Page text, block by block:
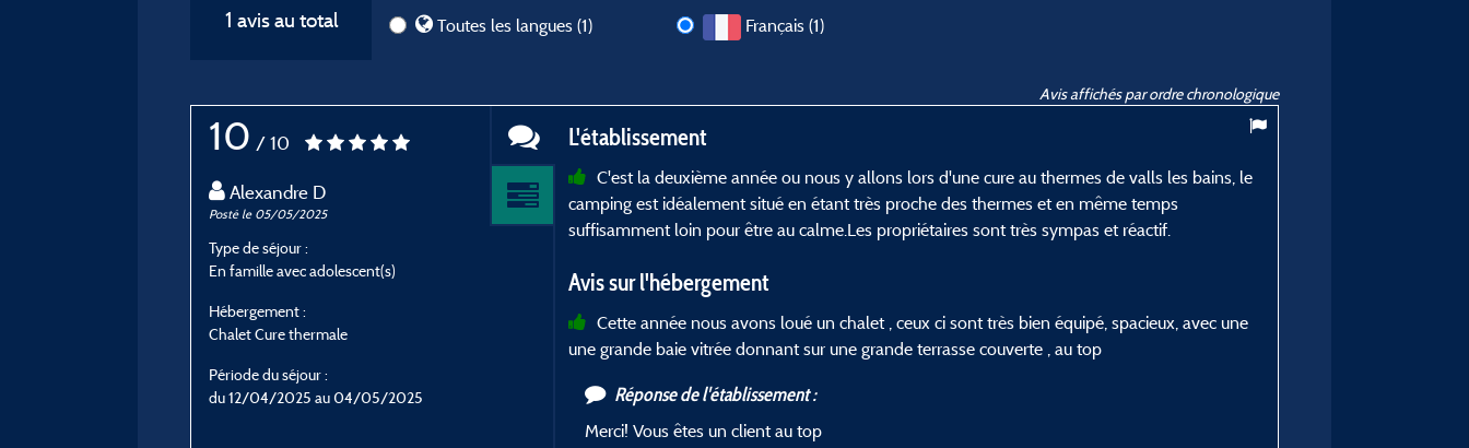
1 avis au total Toutes les langues (1) Français (1)
Avis affichés par ordre chronologique
10 / 10
Alexandre D
Posté le 05/05/2025
Type de séjour :
En famille avec adolescent(s)
Hébergement :
Chalet Cure thermale
Période du séjour :
du 12/04/2025 au 04/05/2025
L'établissement
C'est la deuxième année ou nous y allons lors d'une cure au thermes de valls les bains, le
camping est idéalement situé en étant très proche des thermes et en même temps
suffisamment loin pour être au calme.Les propriétaires sont très sympas et réactif.
Avis sur l'hébergement
Cette année nous avons loué un chalet , ceux ci sont très bien équipé, spacieux, avec une
une grande baie vitrée donnant sur une grande terrasse couverte , au top
Réponse de l'établissement :
Merci! Vous êtes un client au top